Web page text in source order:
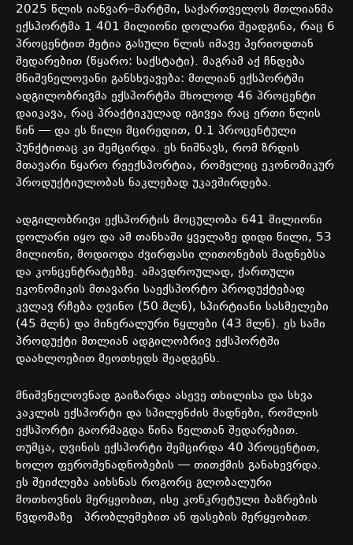
2025 წლის იანვარ–მარტში, საქართველოს მთლიანმა
ექსპორტმა 1 401 მილიონი დოლარი შეადგინა, რაც 6
პროცენტით მეტია გასული წლის იმავე პერიოდთან
შედარებით (წყარო: საქსტატი). მაგრამ აქ ჩნდება
მნიშვნელოვანი განსხვავება: მთლიან ექსპორტში
ადგილობრივმა ექსპორტმა მხოლოდ 46 პროცენტი
დაიკავა, რაც პრაქტიკულად იგივეა რაც ერთი წლის
წინ —და ეს წილი მცირედით, 0.1 პროცენტული
პუნქტითაც კი შემცირდა. ეს ნიშნავს, რომ ზრდის
მთავარი წყარო რეექსპორტია, რომელიც ეკონომიკურ
პროდუქტიულობას ნაკლებად უკავშირდება.
ადგილობრივი ექსპორტის მოცულობა 641 მილიონი
დოლარი იყო და ამ თანხაში ყველაზე დიდი წილი, 53
მილიონი, მოდიოდა ძვირფასი ლითონების მადნებსა
და კონცენტრატებზე. ამავდროულად, ქართული
ეკონომიკის მთავარი საექსპორტო პროდუქტებად
კვლავ რჩება ღვინო (50 მლნ), სპირტიანი სასმელები
(45 მლნ) და მინერალური წყლები (43 მლნ). ეს სამი
პროდუქტი მთლიან ადგილობრივ ექსპორტში
დაახლოებით მეოთხედს შეადგენს.
მნიშვნელოვნად გაიზარდა ასევე თხილისა და სხვა
კაკლის ექსპორტი და სპილენძის მადნები, რომლის
ექსპორტი გაორმაგდა წინა წელთან შედარებით.
თუმცა, ღვინის ექსპორტი შემცირდა 40 პროცენტით,
ხოლო ფეროშენადნობების —თითქმის განახევრდა.
ეს შეიძლება აიხსნას როგორც გლობალური
მოთხოვნის მერყეობით, ისე კონკრეტული ბაზრების
წვდომაზე
პრობლემებით ან ფასების მერყეობით.